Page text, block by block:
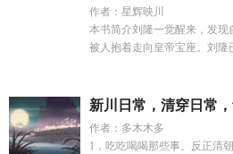
作者：星辉映川
本书简介刘隆一觉醒来，发现
被人抱着走向皇帝宝座。刘隆
新川日常，清穿日常
作者：多木木多
1，吃吃喝喝那些事。反正清